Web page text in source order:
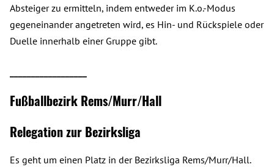
Absteiger zu ermitteln, indem entweder im K.o.-Modus
gegeneinander angetreten wird, es Hin- und Rückspiele oder
Duelle innerhalb einer Gruppe gibt.
Fußballbezirk Rems/Murr/Hall
Relegation zur Bezirksliga
Es geht um einen Platz in der Bezirksliga Rems/Murr/Hall.